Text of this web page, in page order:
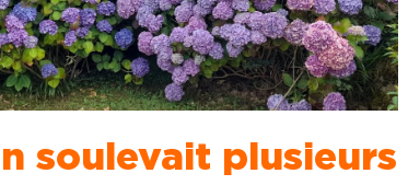
soulevait plusieurs